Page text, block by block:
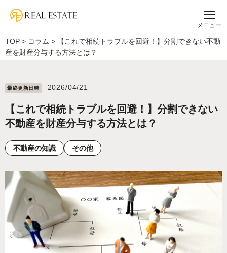
メニュー
TOP > コラム >
【これで相続トラブルを回避！】分割できない不動
産を財産分与する方法とは？
最終更新⽇時 2026/04/21
【これで相続トラブルを回避！】分割できない
不動産を財産分与する方法とは？
不動産の知識 その他